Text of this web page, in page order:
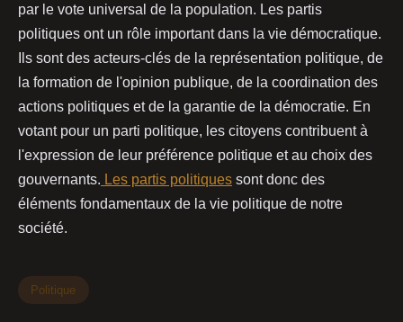
par le vote universal de la population. Les partis
politiques ont un rôle important dans la vie démocratique.
Ils sont des acteurs-clés de la représentation politique, de
la formation de l'opinion publique, de la coordination des
actions politiques et de la garantie de la démocratie. En
votant pour un parti politique, les citoyens contribuent à
l'expression de leur préférence politique et au choix des
gouvernants. Les partis politiques sont donc des
éléments fondamentaux de la vie politique de notre
société.
Politique